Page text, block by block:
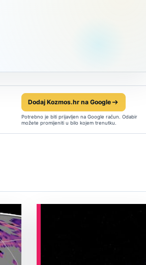
Dodaj Kozmos.hr na Google
Potrebno je biti prijavljen na Google račun. Odabir
možete promijeniti u bilo kojem trenutku.